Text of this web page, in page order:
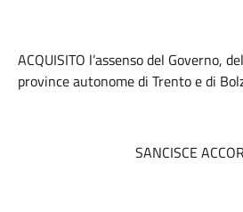
ACQUISITO l’assenso del Governo,
province autonome di Trento e di
SANCISCE